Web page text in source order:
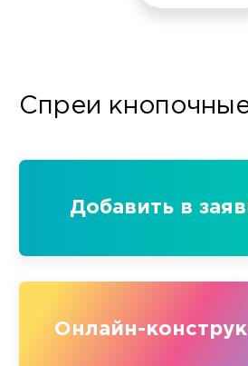
Спреи
Добавить в
Онлайн-